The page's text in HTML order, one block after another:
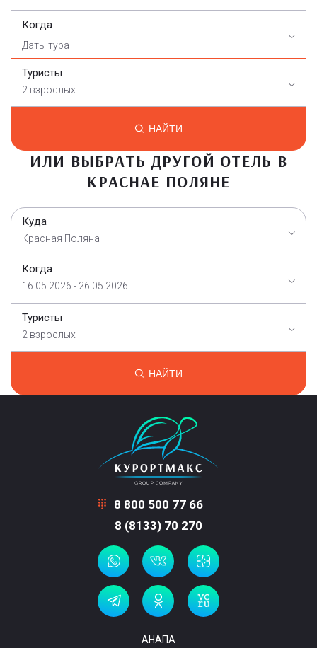
Когда
Туристы
2 взрослых
НАЙТИ
ИЛИ ВЫБРАТЬ ДРУГОЙ ОТЕЛЬ В
КРАСНАЕ ПОЛЯНЕ
Куда
Красная Поляна
Когда
16.05.2026 - 26.05.2026
Туристы
2 взрослых
НАЙТИ
8 800 500 77 66
8 (8133) 70 270
АНАПА